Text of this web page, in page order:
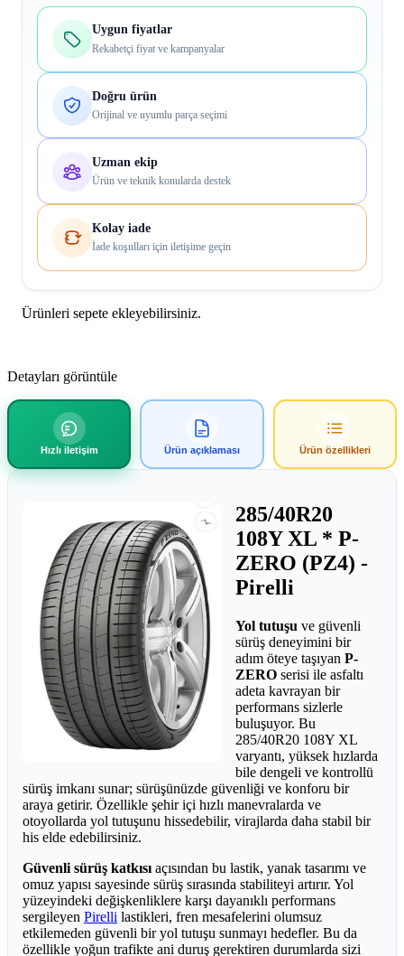
Uygun fiyatlar
Rekabetçi fiyat ve kampanyalar
Doğru ürün
Orijinal ve uyumlu parça seçimi
Uzman ekip
Ürün ve teknik konularda destek
Kolay iade
İade koşulları için iletişime geçin
Ürünleri sepete ekleyebilirsiniz.
Detayları görüntüle
Hızlı iletişim Ürün açıklaması Ürün özellikleri
285/40R20
108Y XL * P-
ZERO (PZ4) -
Pirelli
Yol tutuşu ve güvenli
sürüş deneyimini bir
adım öteye taşıyan P-
ZERO serisi ile asfaltı
adeta kavrayan bir
performans sizlerle
buluşuyor. Bu
285/40R20 108Y XL
varyantı, yüksek hızlarda
bile dengeli ve kontrollü
sürüş imkanı sunar; sürüşünüzde güvenliği ve konforu bir
araya getirir. Özellikle şehir içi hızlı manevralarda ve
otoyollarda yol tutuşunu hissedebilir, virajlarda daha stabil bir
his elde edebilirsiniz.
Güvenli sürüş katkısı açısından bu lastik, yanak tasarımı ve
omuz yapısı sayesinde sürüş sırasında stabiliteyi artırır. Yol
yüzeyindeki değişkenliklere karşı dayanıklı performans
sergileyen Pirelli lastikleri, fren mesafelerini olumsuz
etkilemeden güvenli bir yol tutuşu sunmayı hedefler. Bu da
özellikle yoğun trafikte ani duruş gerektiren durumlarda sizi